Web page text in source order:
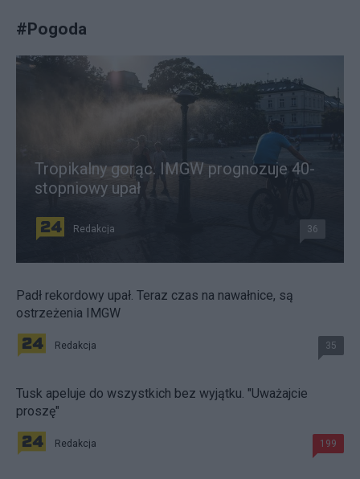
#Pogoda
Tropikalny gorąc. IMGW prognozuje 40-
stopniowy upał
Redakcja 36
Padł rekordowy upał. Teraz czas na nawałnice, są
ostrzeżenia IMGW
Redakcja 35
Tusk apeluje do wszystkich bez wyjątku. "Uważajcie
proszę"
Redakcja 199